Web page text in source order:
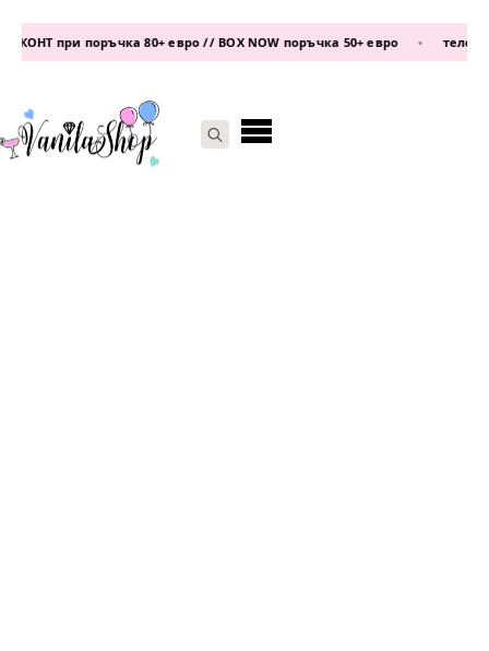
при поръчка 80+ евро // BOX NOW поръчка 50+ евро телефон: